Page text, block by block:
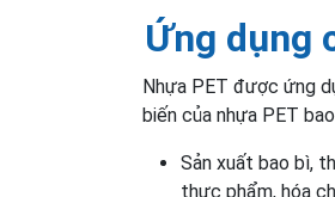
Ứng dụng
Nhựa PET được ứng
biến của nhựa PET
Sản xuất bao bì,
thực phẩm, hóa